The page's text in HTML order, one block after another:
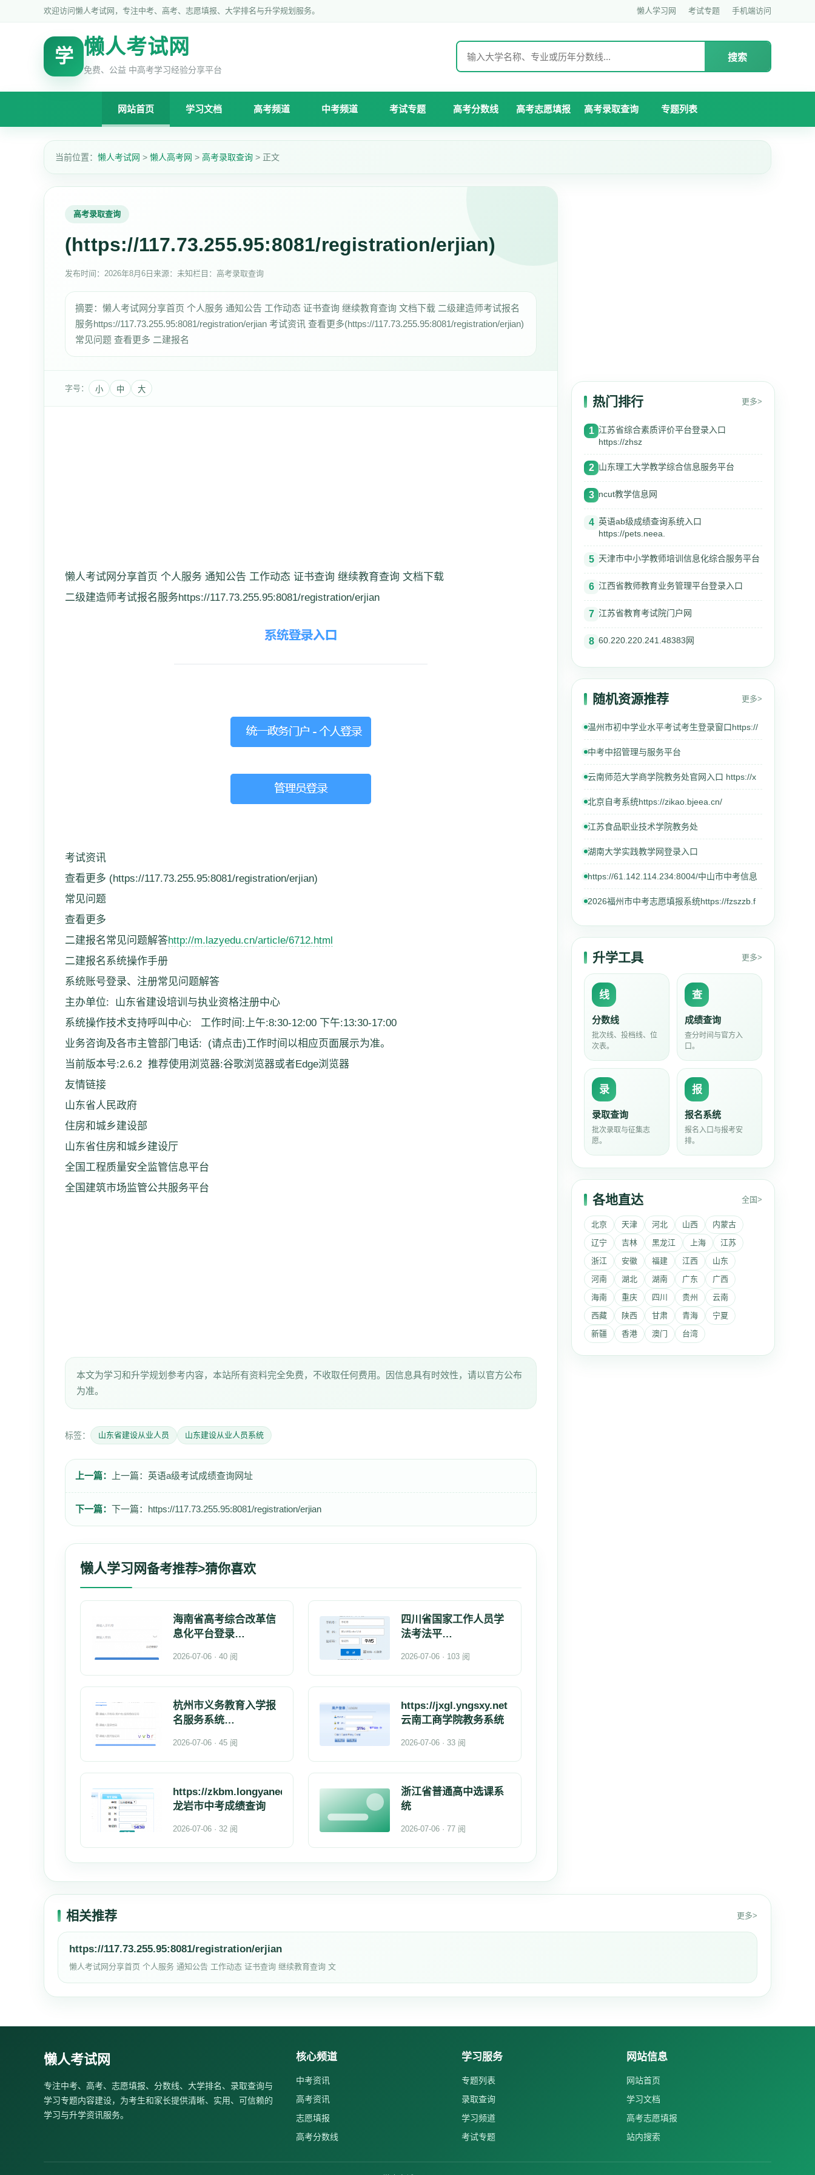
欢迎访问懒人考试网，专注中考、高考、志愿填报、大学排名与升学规划服务。 懒人学习网 考试专题 手机端访问
学 懒人考试网
免费、公益 中高考学习经验分享平台
搜索
网站首页 学习文档 高考频道 中考频道 考试专题 高考分数线 高考志愿填报 高考录取查询 专题列表
当前位置： 懒人考试网 > 懒人高考网 > 高考录取查询 > 正文
高考录取查询
(https://117.73.255.95:8081/registration/erjian)
发布时间： 2026年8月6日 来源：未知栏目：高考录取查询
摘要：懒人考试网分享首页 个人服务 通知公告 工作动态 证书查询 继续教育查询 文档下载 二级建造师考试报名
服务https://117.73.255.95:8081/registration/erjian 考试资讯 查看更多(https://117.73.255.95:8081/registration/erjian)
常见问题 查看更多 二建报名
字号： 小 中 大
懒人考试网分享首页 个人服务 通知公告 工作动态 证书查询 继续教育查询 文档下载
二级建造师考试报名服务https://117.73.255.95:8081/registration/erjian
考试资讯
查看更多 (https://117.73.255.95:8081/registration/erjian)
常见问题
查看更多
二建报名常见问题解答http://m.lazyedu.cn/article/6712.html
二建报名系统操作手册
系统账号登录、注册常见问题解答
主办单位: 山东省建设培训与执业资格注册中心
系统操作技术支持呼叫中心: 工作时间:上午:8:30-12:00 下午:13:30-17:00
业务咨询及各市主管部门电话: (请点击)工作时间以相应页面展示为准。
当前版本号:2.6.2 推荐使用浏览器:谷歌浏览器或者Edge浏览器
友情链接
山东省人民政府
住房和城乡建设部
山东省住房和城乡建设厅
全国工程质量安全监管信息平台
全国建筑市场监管公共服务平台
本文为学习和升学规划参考内容，本站所有资料完全免费，不收取任何费用。因信息具有时效性，请以官方公布
为准。
标签： 山东省建设从业人员 山东建设从业人员系统
上一篇： 上一篇： 英语a级考试成绩查询网址
下一篇： 下一篇： https://117.73.255.95:8081/registration/erjian
懒人学习网备考推荐>猜你喜欢
海南省高考综合改革信
息化平台登录
2026-07-06 · 40 阅
四川省国家工作人员学
法考法平
2026-07-06 · 103 阅
杭州市义务教育入学报
名服务系统
2026-07-06 · 45 阅
https://jxgl.yngsxy.net
云南工商学院教务系统
2026-07-06 · 33 阅
https://zkbm.longyanedu.net/
龙岩市中考成绩查询
2026-07-06 · 32 阅
浙江省普通高中选课系
统
2026-07-06 · 77 阅
热门排行 更多>
1 江苏省综合素质评价平台登录入口
https://zhsz
2 山东理工大学教学综合信息服务平台
3 ncut教学信息网
4 英语ab级成绩查询系统入口
https://pets.neea.
5 天津市中小学教师培训信息化综合服务平台
6 江西省教师教育业务管理平台登录入口
7 江苏省教育考试院门户网
8 60.220.220.241.48383网
随机资源推荐 更多>
温州市初中学业水平考试考生登录窗口https://
中考中招管理与服务平台
云南师范大学商学院教务处官网入口 https://x
北京自考系统https://zikao.bjeea.cn/
江苏食品职业技术学院教务处
湖南大学实践教学网登录入口
https://61.142.114.234:8004/中山市中考信息
2026福州市中考志愿填报系统https://fzszzb.f
升学工具 更多>
线
分数线
批次线、投档线、位
次表。
查
成绩查询
查分时间与官方入
口。
录
录取查询
批次录取与征集志
愿。
报
报名系统
报名入口与报考安
排。
各地直达 全国>
北京 天津 河北 山西
内蒙古
辽宁
吉林 黑龙江 上海
江苏
浙江
安徽 福建 江西
山东
河南
湖北 湖南 广东
广西
海南
重庆 四川 贵州
云南
西藏
陕西 甘肃 青海
宁夏
新疆
香港 澳门 台湾
相关推荐 更多>
https://117.73.255.95:8081/registration/erjian
懒人考试网分享首页 个人服务 通知公告 工作动态 证书查询 继续教育查询 文
懒人考试网
专注中考、高考、志愿填报、分数线、大学排名、录取查询与
学习专题内容建设，为考生和家长提供清晰、实用、可信赖的
学习与升学资讯服务。
核心频道
中考资讯
高考资讯
志愿填报
高考分数线
学习服务
专题列表
录取查询
学习频道
考试专题
网站信息
网站首页
学习文档
高考志愿填报
站内搜索